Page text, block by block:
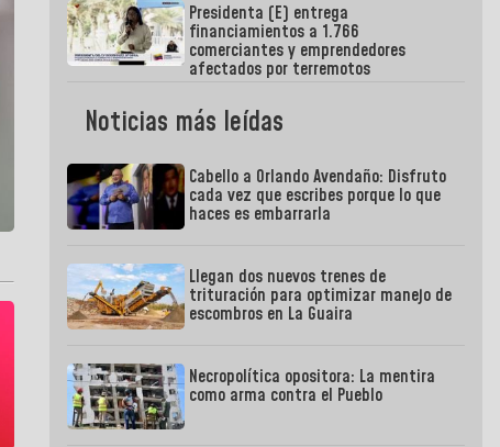
Presidenta (E) entrega
financiamientos a 1.766
comerciantes y emprendedores
afectados por terremotos
Noticias más leídas
Cabello a Orlando Avendaño: Disfruto
cada vez que escribes porque lo que
haces es embarrarla
Llegan dos nuevos trenes de
trituración para optimizar manejo de
escombros en La Guaira
Necropolítica opositora: La mentira
como arma contra el Pueblo